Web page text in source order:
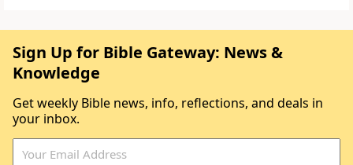
Sign Up for Bible Gateway: News &
Knowledge
Get weekly Bible news, info, reflections, and deals in
your inbox.